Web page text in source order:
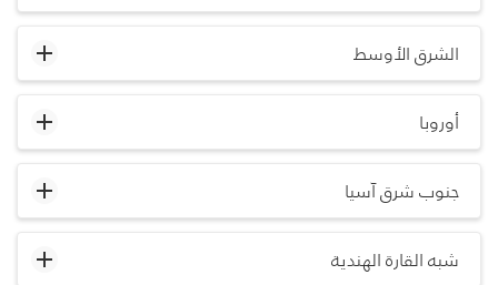
الشرق الأوسط
أوروبا
جنوب شرق آسيا
شبه القارة الهندية